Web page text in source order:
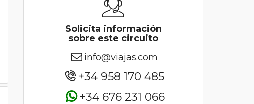
Solicita información
sobre este circuito
info@viajas.com
+34 958 170 485
+34 676 231 066